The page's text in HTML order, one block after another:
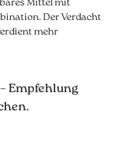
Mittel mit
Der Verdacht
mehr
Empfehlung